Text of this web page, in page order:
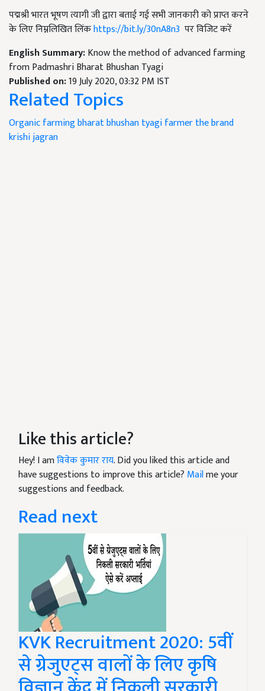
पद्मश्री भारत भूषण त्यागी जी द्वारा बताई गई सभी जानकारी को प्राप्त करने
के लिए निम्नलिखित लिंकhttps://bit.ly/30nA8n3 पर विजिट करें
English Summary:Know the method of advanced farming
from Padmashri Bharat Bhushan Tyagi
Published on:19 July 2020, 03:32 PM IST
Related Topics
Organic farmingbharat bhushan tyagifarmer the brand
krishi jagran
Like this article?
Hey! I amविवेक कुमार राय. Did you liked this article and
have suggestions to improve this article? Mailme your
suggestions and feedback.
Read next
KVK Recruitment 2020: 5वीं
से ग्रेजुएट्स वालों के लिए कृषि